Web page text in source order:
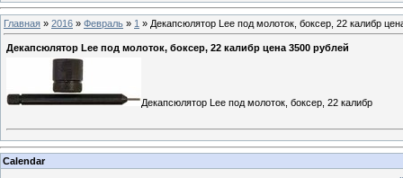
Главная » 2016 » Февраль » 1 » Декапсюлятор Lee под молоток, боксер, 22 калибр
Декапсюлятор Lee под молоток, боксер, 22 калибр цена 3500 рублей
Декапсюлятор Lee под молоток, боксер, 22 калибр
Calendar